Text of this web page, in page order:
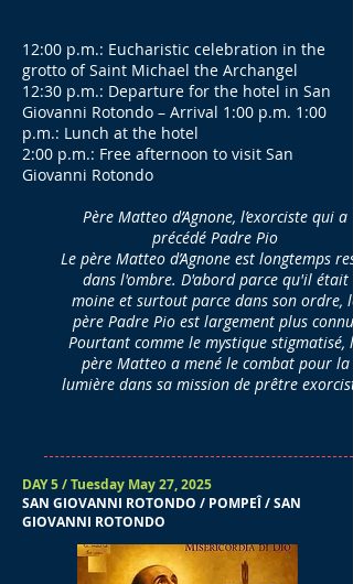
12:00 p.m.: Eucharistic celebration in the
grotto of Saint Michael the Archangel
12:30 p.m.: Departure for the hotel in San
Giovanni Rotondo – Arrival 1:00 p.m. 1:00
p.m.: Lunch at the hotel
2:00 p.m.: Free afternoon to visit San
Giovanni Rotondo
Père Matteo d’Agnone, l’exorciste qui a
précédé Padre Pio
Le père Matteo d’Agnone est longtemps
dans l'ombre. D'abord parce qu'il était
moine et surtout parce dans son ordre, le
père Padre Pio est largement plus connu.
Pourtant comme le mystique stigmatisé, le
père Matteo a mené le combat pour la
lumière dans sa mission de prêtre
DAY 5 / Tuesday May 27, 2025
SAN GIOVANNI ROTONDO / POMPEÎ / SAN
GIOVANNI ROTONDO